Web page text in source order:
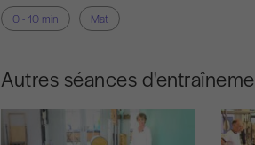
0 - 10 min
Mat
Autres séances